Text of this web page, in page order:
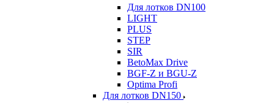
Для лотков DN100
LIGHT
PLUS
STEP
SIR
BetoMax Drive
BGF-Z и BGU-Z
Optima Profi
Для лотков DN150